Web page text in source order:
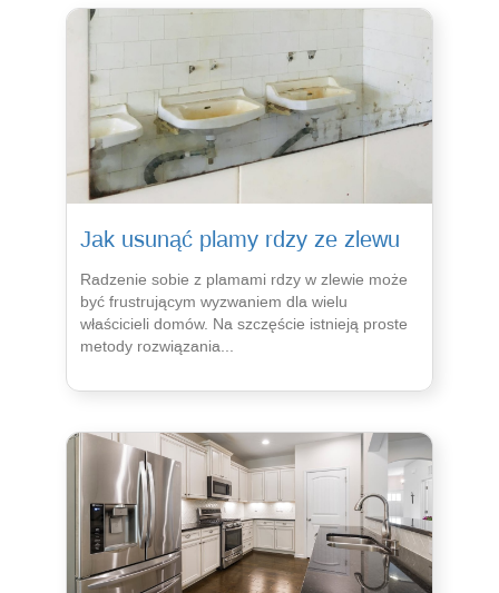
Jak usunąć plamy rdzy ze zlewu
Radzenie sobie z plamami rdzy w zlewie może
być frustrującym wyzwaniem dla wielu
właścicieli domów. Na szczęście istnieją proste
metody rozwiązania...